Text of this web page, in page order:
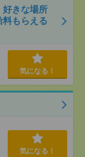
好きな場所
もらえる
気になる！
気になる！